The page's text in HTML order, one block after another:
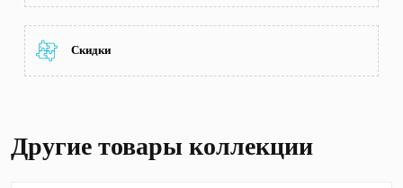
Скидки
Другие товары коллекции